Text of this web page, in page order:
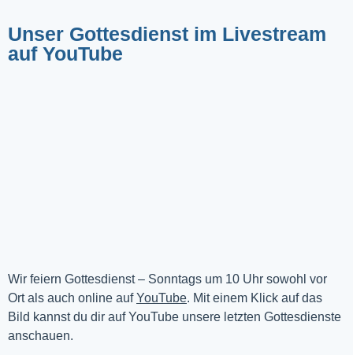
Unser Gottesdienst im Livestream
auf YouTube
Wir feiern Gottesdienst – Sonntags um 10 Uhr sowohl vor
Ort als auch online auf YouTube. Mit einem Klick auf das
Bild kannst du dir auf YouTube unsere letzten Gottesdienste
anschauen.